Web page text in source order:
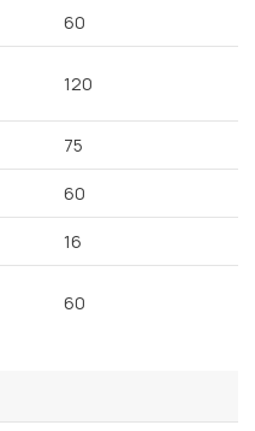
60
120
75
60
16
60